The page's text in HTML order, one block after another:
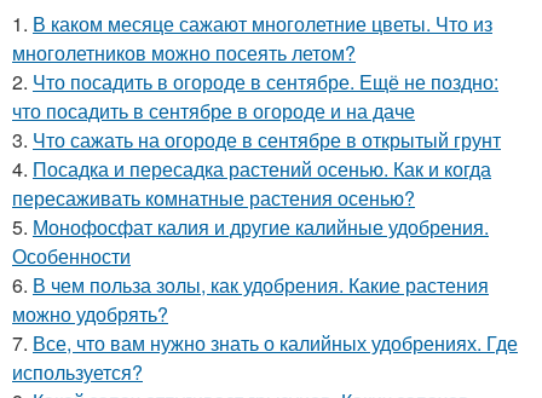
1. В каком месяце сажают многолетние цветы. Что из
многолетников можно посеять летом?
2. Что посадить в огороде в сентябре. Ещё не поздно:
что посадить в сентябре в огороде и на даче
3. Что сажать на огороде в сентябре в открытый грунт
4. Посадка и пересадка растений осенью. Как и когда
пересаживать комнатные растения осенью?
5. Монофосфат калия и другие калийные удобрения.
Особенности
6. В чем польза золы, как удобрения. Какие растения
можно удобрять?
7. Все, что вам нужно знать о калийных удобрениях. Где
используется?